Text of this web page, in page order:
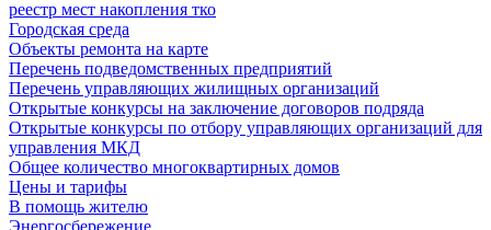
реестр мест накопления тко
Городская среда
Объекты ремонта на карте
Перечень подведомственных предприятий
Перечень управляющих жилищных организаций
Открытые конкурсы на заключение договоров подряда
Открытые конкурсы по отбору управляющих организаций для
управления МКД
Общее количество многоквартирных домов
Цены и тарифы
В помощь жителю
Энергосбережение